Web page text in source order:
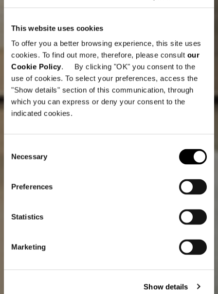
This website uses cookies
To offer you a better browsing experience, this site uses
cookies. To find out more, therefore, please consult our
Cookie Policy. By clicking "OK" you consent to the
use of cookies. To select your preferences, access the
"Show details" section of this communication, through
which you can express or deny your consent to the
indicated cookies.
Selection
Necessary
Preferences
Statistics
Marketing
Show details